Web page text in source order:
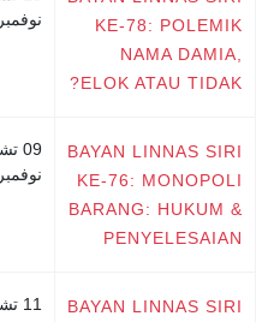
KE-78: POLEMIK
NAMA DAMIA,
ELOK ATAU TIDAK?
نوفمبر 2016
BAYAN LINNAS SIRI
KE-76: MONOPOLI
BARANG: HUKUM &
PENYELESAIAN
نوفمبر 2016
BAYAN LINNAS SIRI